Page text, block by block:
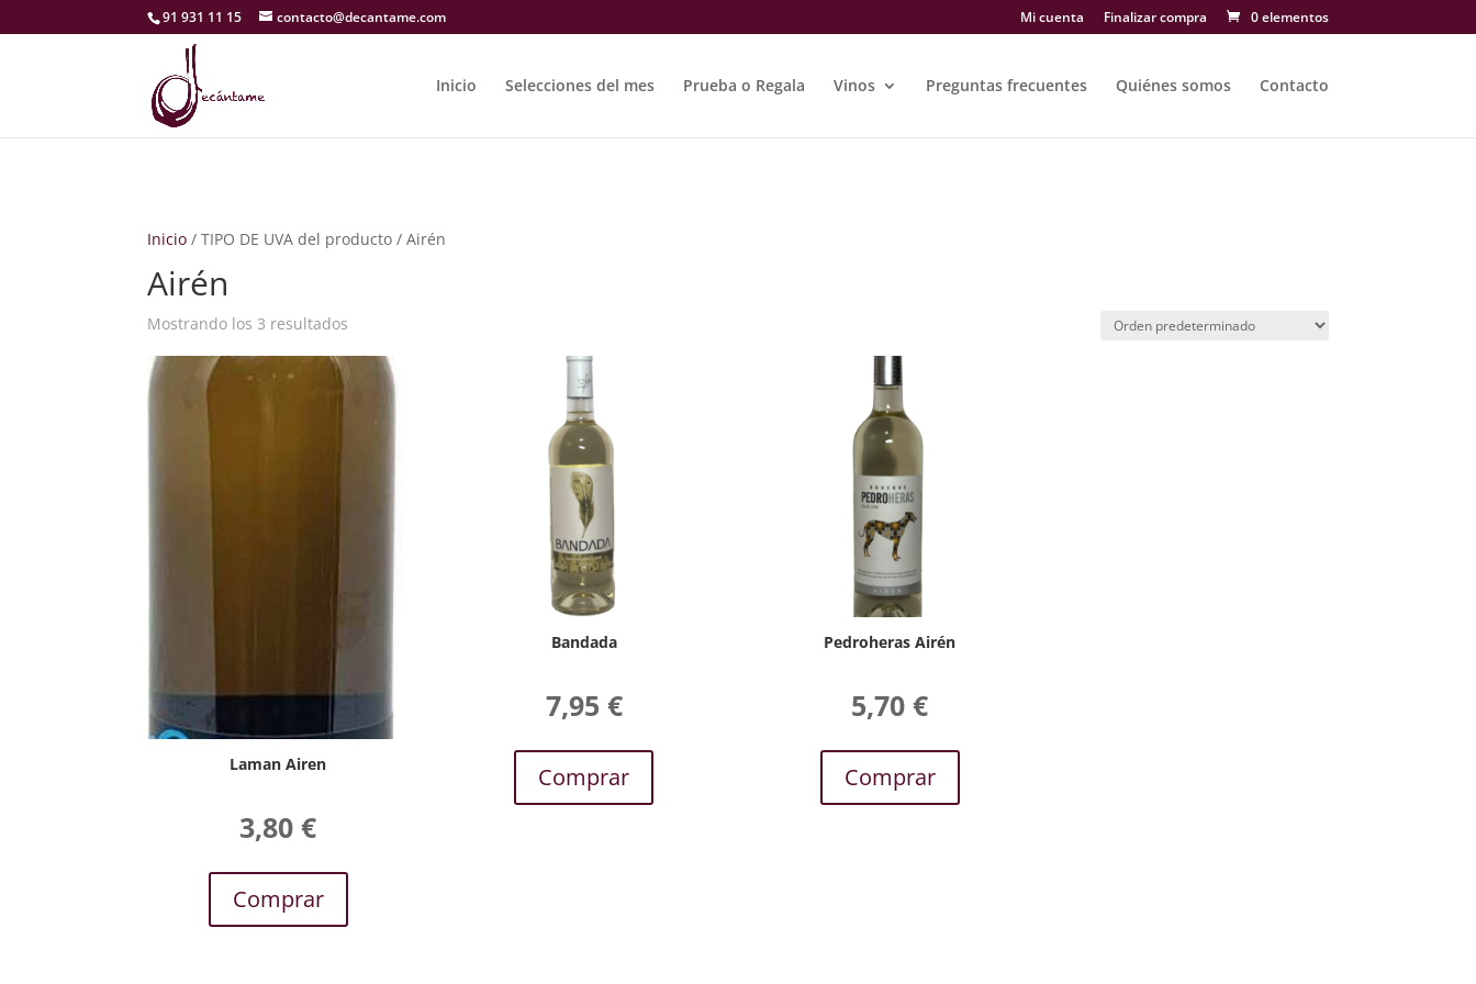
91 931 11 15 contacto@decantame.com Mi cuenta Finalizar compra 0 elementos
Inicio Selecciones del mes Prueba o Regala Vinos Preguntas frecuentes Quiénes somos Contacto
Inicio / TIPO DE UVA del producto / Airén
Airén
Mostrando los 3 resultados
Laman Airen
3,80€
Comprar
Bandada
7,95 €
Comprar
Pedroheras Airén
5,70€
Comprar